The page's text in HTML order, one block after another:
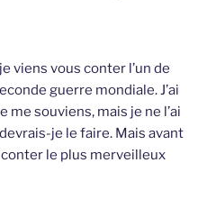
viens vous conter l’un de
guerre mondiale. J’ai
souviens, mais je ne l’ai
je le faire. Mais avant
le plus merveilleux